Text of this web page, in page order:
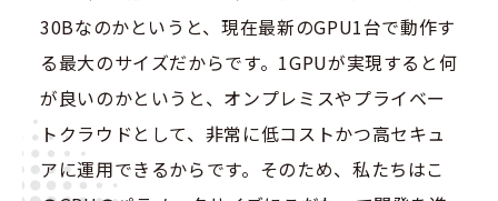
30Bなのかというと、現在最新のGPU1台で動作す
る最大のサイズだからです。1GPUが実現すると何
が良いのかというと、オンプレミスやプライベー
トクラウドとして、非常に低コストかつ高セキュ
アに運用できるからです。そのため、私たちはこ